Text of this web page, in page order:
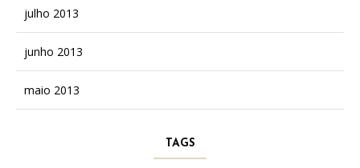
julho 2013
junho 2013
maio 2013
TAGS